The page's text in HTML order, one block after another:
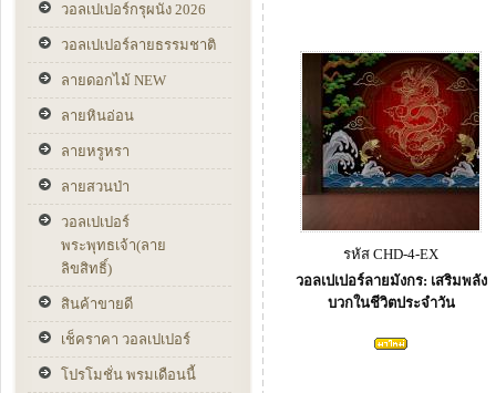
วอลเปเปอร์กรุผนัง 2026
วอลเปเปอร์ลายธรรมชาติ
ลายดอกไม้ NEW
ลายหินอ่อน
ลายหรูหรา
ลายสวนป่า
วอลเปเปอร์
พระพุทธเจ้า(ลาย
ลิขสิทธิ์)
สินค้าขายดี
เช็คราคา วอลเปเปอร์
โปรโมชั่น พรมเดือนนี้
รหัส CHD-4-EX
วอลเปเปอร์ลายมังกร: เสริมพลัง
บวกในชีวิตประจำวัน